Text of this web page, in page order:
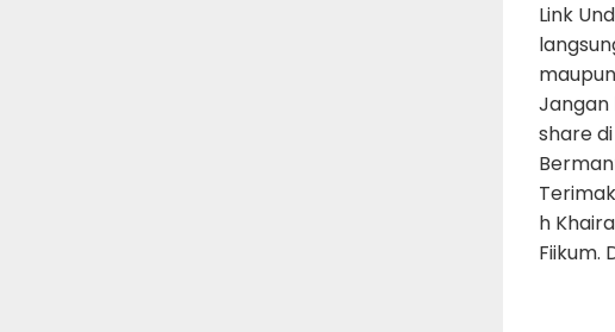
Link
share
h
Fiikum.